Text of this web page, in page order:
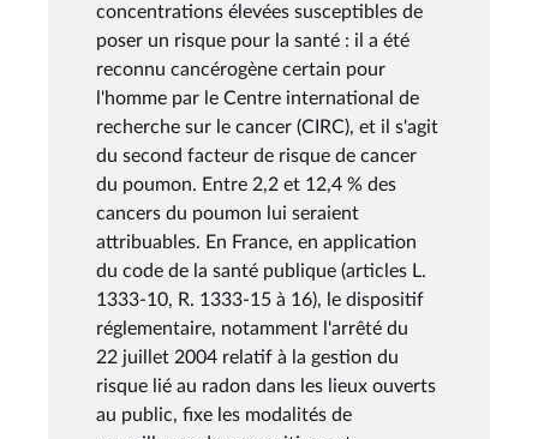
concentrations élevées susceptibles de
poser un risque pour la santé : il a été
reconnu cancérogène certain pour
l'homme par le Centre international de
recherche sur le cancer (CIRC), et il s'agit
du second facteur de risque de cancer
du poumon. Entre 2,2 et 12,4 % des
cancers du poumon lui seraient
attribuables. En France, en application
du code de la santé publique (articles L.
1333-10, R. 1333-15 à 16), le dispositif
réglementaire, notamment l'arrêté du
22 juillet 2004 relatif à la gestion du
risque lié au radon dans les lieux ouverts
au public, fixe les modalités de